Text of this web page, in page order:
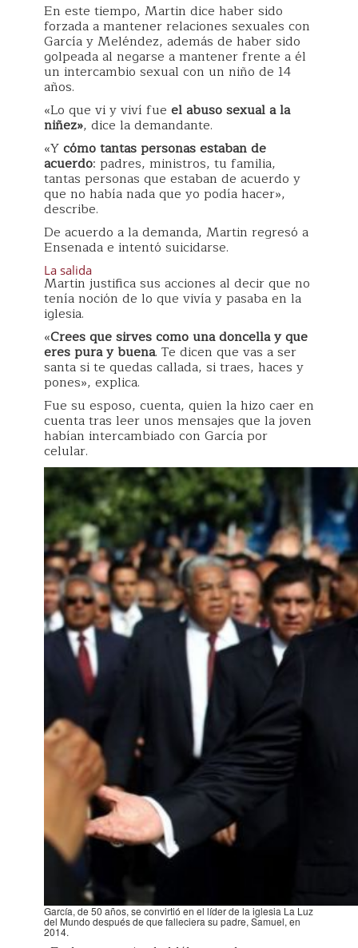
En este tiempo, Martin dice haber sido
forzada a mantener relaciones sexuales con
García y Meléndez, además de haber sido
golpeada al negarse a mantener frente a él
un intercambio sexual con un niño de 14
años.
«Lo que vi y viví fue el abuso sexual a la
niñez», dice la demandante.
«Ycómo tantas personas estaban de
acuerdo: padres, ministros, tu familia,
tantas personas que estaban de acuerdo y
que no había nada que yo podía hacer»,
describe.
De acuerdo a la demanda, Martin regresó a
Ensenada e intentó suicidarse.
La salida
Martin justifica sus acciones al decir que no
tenía noción de lo que vivía y pasaba en la
iglesia.
«Crees que sirves como una doncella y que
eres pura y buena. Te dicen que vas a ser
santa si te quedas callada, si traes, haces y
pones», explica.
Fue su esposo, cuenta, quien la hizo caer en
cuenta tras leer unos mensajes que la joven
habían intercambiado con García por
celular.
García, de 50 años, se convirtió en el líder de la iglesia La Luz
del Mundo después de que falleciera su padre, Samuel, en
2014.